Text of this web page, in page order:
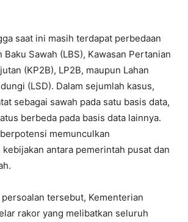
saat ini masih terdapat perbedaan
Baku Sawah (LBS), Kawasan Pertanian
(KP2B), LP2B, maupun Lahan
(LSD). Dalam sejumlah kasus,
sebagai sawah pada satu basis data,
berbeda pada basis data lainnya.
memunculkan
antara pemerintah pusat dan
tersebut, Kementerian
rakor yang melibatkan seluruh